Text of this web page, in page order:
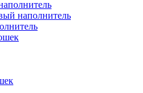
наполнитель